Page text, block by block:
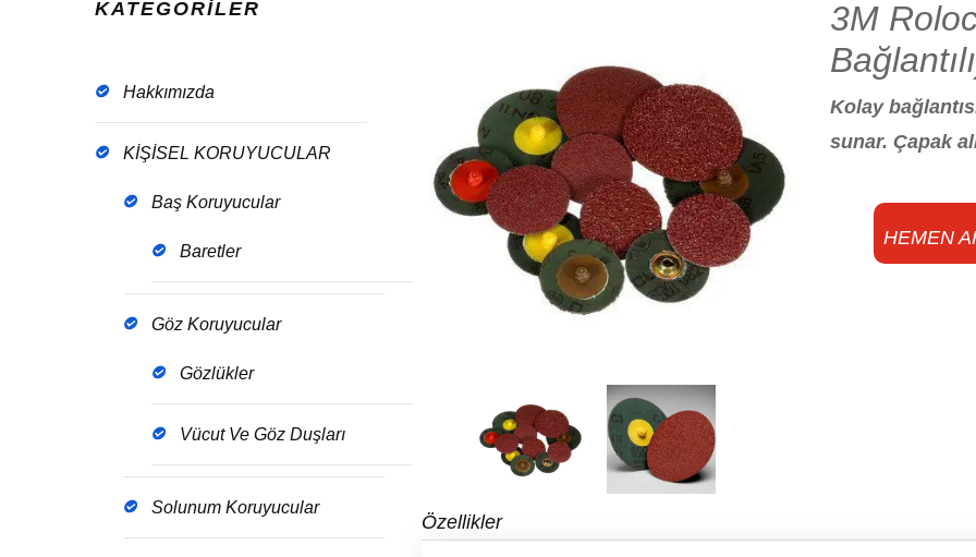
KATEGORİLER
Hakkımızda
KİŞİSEL KORUYUCULAR
Baş Koruyucular
Baretler
Göz Koruyucular
Gözlükler
Vücut Ve Göz Duşları
Solunum Koruyucular
3M
Kolay
sunar. Çapak
HEMEN
Özellikler